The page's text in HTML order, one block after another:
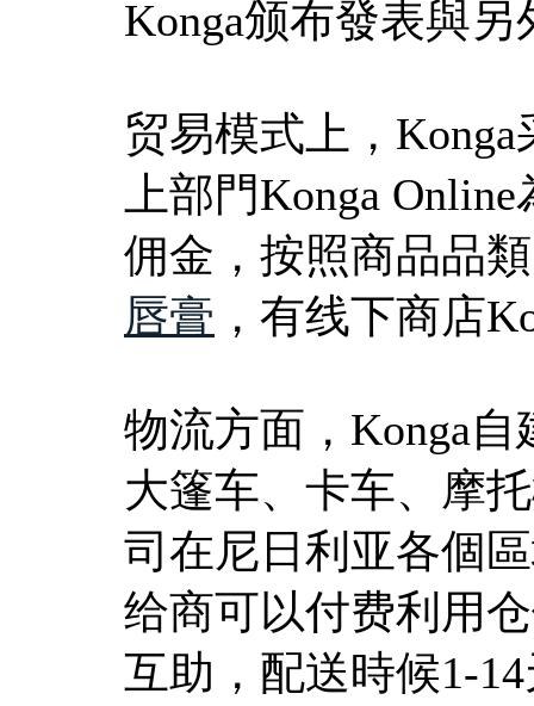
Konga颁布發表與
贸易模式上，
上部門Konga
佣金，按照商品品
唇膏 ，有线下商店
物流方面，Konga
大篷车、卡车、摩
司在尼日利亚各個
给商可以付费利用
互助，配送時候1-